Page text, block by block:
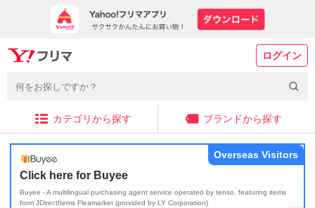
ログイン
カテゴリから探す ブランドから探す
Click here for Buyee
Buyee - A multilingual purchasing agent service operated by tenso, featuring items
from JDirectItems Fleamarket (provided by LY Corporation)
Overseas Visitors